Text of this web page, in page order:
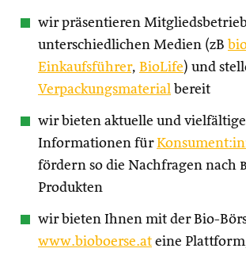
wir präsentieren
unterschiedlichen Medien (zB
Einkaufsführer, BioLife) und
Verpackungsmaterial bereit
wir bieten aktuelle und vielfältige
Informationen für
fördern so die Nachfragen nach
Produkten
wir bieten Ihnen mit der Bio-
www.bioboerse.at eine